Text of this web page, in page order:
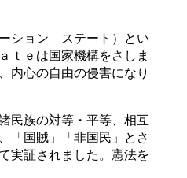
ション ステート）とい
ｔｅは国家機構をさしま
内心の自由の侵害になり
民族の対等・平等、相互
「国賊」「非国民」とさ
実証されました。憲法を